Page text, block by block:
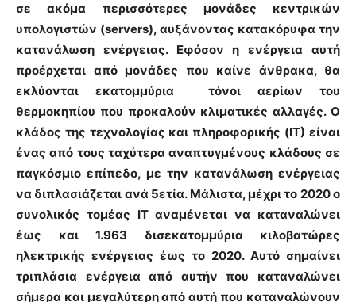
σε ακόμα περισσότερες μονάδες κεντρικών
υπολογιστών (servers), αυξάνοντας κατακόρυφα την
κατανάλωση ενέργειας. Εφόσον η ενέργεια αυτή
προέρχεται από μονάδες που καίνε άνθρακα, θα
εκλύονται εκατομμύρια τόνοι αερίων του
θερμοκηπίου που προκαλούν κλιματικές αλλαγές. Ο
κλάδος της τεχνολογίας και πληροφορικής (ΙΤ) είναι
ένας από τους ταχύτερα αναπτυγμένους κλάδους σε
παγκόσμιο επίπεδο, με την κατανάλωση ενέργειας
να διπλασιάζεται ανά 5ετία. Μάλιστα, μέχρι το 2020 ο
συνολικός τομέας ΙΤ αναμένεται να καταναλώνει
έως και 1.963 δισεκατομμύρια κιλοβατώρες
ηλεκτρικής ενέργειας έως το 2020. Αυτό σημαίνει
τριπλάσια ενέργεια από αυτήν που καταναλώνει
σήμερα και μεγαλύτερη από αυτή που καταναλώνουν